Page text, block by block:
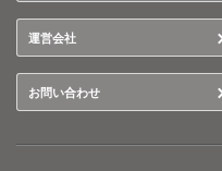
運営会社
お問い合わせ